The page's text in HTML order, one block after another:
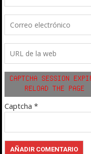
Captcha *